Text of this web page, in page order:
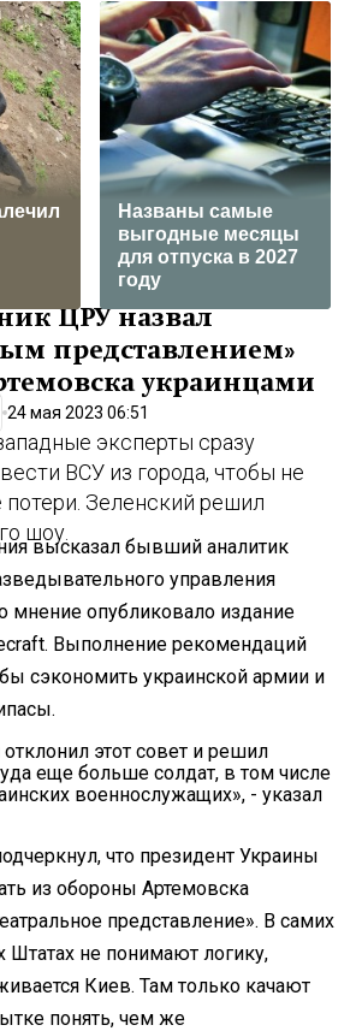
Названы самые
выгодные месяцы
для отпуска в 2027
году
ЦРУ назвал
представлением»
украинцами
24 мая 2023 06:51
эксперты сразу
ВСУ из города, чтобы не
Зеленский решил
шоу.
высказал бывший аналитик
управления
опубликовало издание
Выполнение рекомендаций
сэкономить украинской армии и
этот совет и решил
еще больше солдат, в том числе
военнослужащих», - указал
что президент Украины
из обороны Артемовска
представление». В самих
не понимают логику,
Киев. Там только качают
понять, чем же